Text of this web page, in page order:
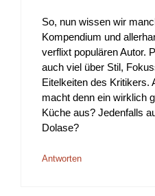
So, nun wissen wir
Kompendium und
verflixt populären Autor.
auch viel über Stil,
Eitelkeiten des Kritikers.
macht denn ein wirklich
Küche aus? Jedenfalls
Dolase?
Antworten